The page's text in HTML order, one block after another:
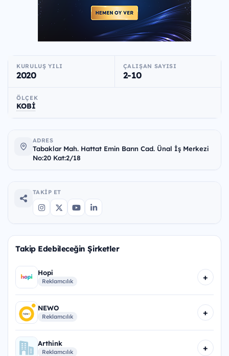
KURULUŞ YILI
2020
ÇALIŞAN SAYISI
2-10
ÖLÇEK
KOBİ
ADRES
Tabaklar Mah. Hattat Emin Barın Cad. Ünal İş Merkezi
No:20 Kat:2/18
TAKIP ET
Takip Edebileceğin Şirketler
Hopi
Reklamcılık +
NEWO
Reklamcılık +
Arthink
Reklamcılık +